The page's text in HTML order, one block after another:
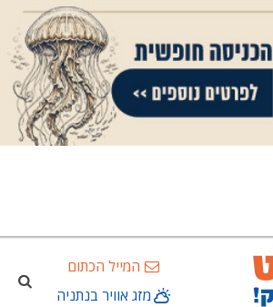
המייל הכתום
מזג אוויר בנתניה